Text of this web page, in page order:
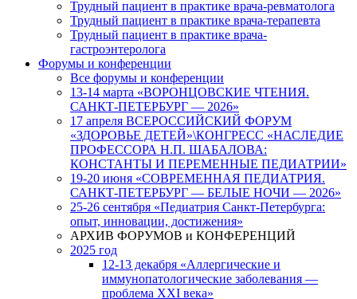
Трудный пациент в практике врача-ревматолога
Трудный пациент в практике врача-терапевта
Трудный пациент в практике врача-
гастроэнтеролога
Форумы и конференции
Все форумы и конференции
13-14 марта «ВОРОНЦОВСКИЕ ЧТЕНИЯ.
САНКТ-ПЕТЕРБУРГ — 2026»
17 апреля ВСЕРОССИЙСКИЙ ФОРУМ
«ЗДОРОВЬЕ ДЕТЕЙ»\КОНГРЕСС «НАСЛЕДИЕ
ПРОФЕССОРА Н.П. ШАБАЛОВА:
КОНСТАНТЫ И ПЕРЕМЕННЫЕ ПЕДИАТРИИ»
19-20 июня «СОВРЕМЕННАЯ ПЕДИАТРИЯ.
САНКТ-ПЕТЕРБУРГ — БЕЛЫЕ НОЧИ — 2026»
25-26 сентября «Педиатрия Санкт-Петербурга:
опыт, инновации, достижения»
АРХИВ ФОРУМОВ и КОНФЕРЕНЦИЙ
2025 год
12-13 декабря «Аллергические и
иммунопатологические заболевания —
проблема XXI века»